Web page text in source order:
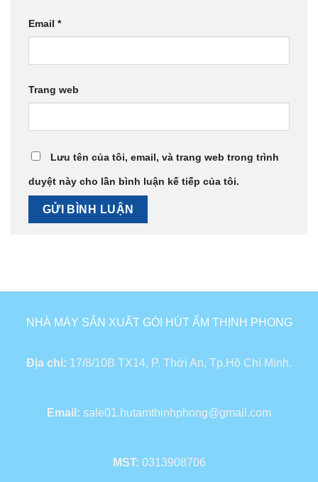
Email *
Trang web
Lưu tên của tôi, email, và trang web trong trình
duyệt này cho lần bình luận kế tiếp của tôi.
NHÀ MÁY SẢN XUẤT GÓI HÚT ẨM THỊNH PHONG
Địa chỉ: 17/8/10B TX14, P. Thới An, Tp.Hồ Chí Minh.
Email: sale01.hutamthinhphong@gmail.com
MST: 0313908706